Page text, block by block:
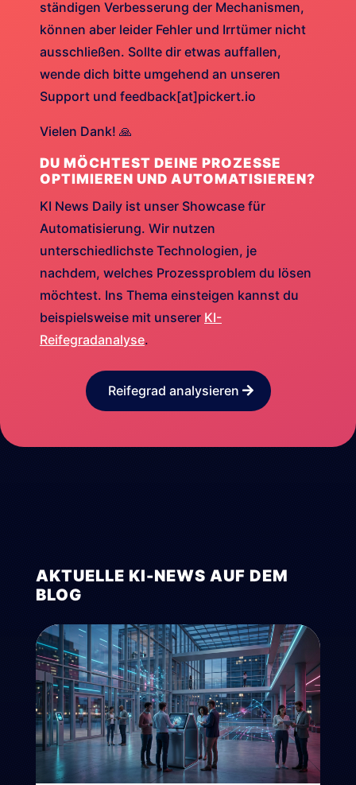
ständigen Verbesserung der Mechanismen,
können aber leider Fehler und Irrtümer nicht
ausschließen. Sollte dir etwas auffallen,
wende dich bitte umgehend an unseren
Support und feedback[at]pickert.io
Vielen Dank! 🙏
DU MÖCHTEST DEINE PROZESSE
OPTIMIEREN UND AUTOMATISIEREN?
KI News Daily ist unser Showcase für
Automatisierung. Wir nutzen
unterschiedlichste Technologien, je
nachdem, welches Prozessproblem du lösen
möchtest. Ins Thema einsteigen kannst du
beispielsweise mit unserer KI-
Reifegradanalyse.
Reifegrad analysieren
AKTUELLE KI-NEWS AUF DEM
BLOG